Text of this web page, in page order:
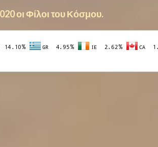
οι Φίλοι του Κόσμου.